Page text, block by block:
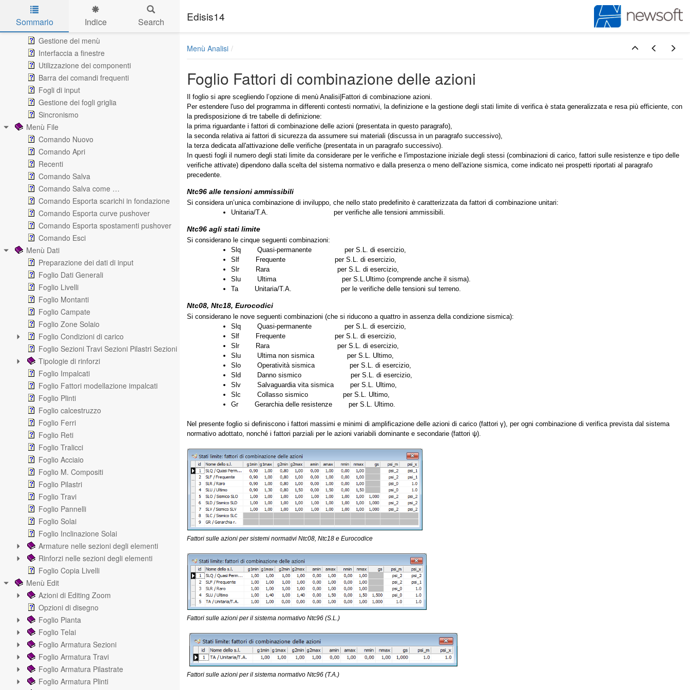
Skip to main content
Edisis14
Sommario Indice Search
Interfaccia utente
Finestre di visualizzazione e menù
Gestione dei menù
Interfaccia a finestre
Utilizzazione dei componenti
Barra dei comandi frequenti
Fogli di input
Gestione dei fogli griglia
Sincronismo
Menù File
Comando Nuovo
Comando Apri
Recenti
Comando Salva
Comando Salva come …
Comando Esporta scarichi in fondazione
Comando Esporta curve pushover
Comando Esporta spostamenti pushover
Comando Esci
Menù Dati
Preparazione dei dati di input
Foglio Dati Generali
Foglio Livelli
Foglio Montanti
Foglio Campate
Foglio Zone Solaio
Foglio Condizioni di carico
Foglio Sezioni Travi Sezioni Pilastri Sezioni Pareti
Tipologie di rinforzi
Foglio Impalcati
Foglio Fattori modellazione impalcati
Foglio Plinti
Foglio calcestruzzo
Foglio Ferri
Foglio Reti
Foglio Tralicci
Foglio Acciaio
Foglio M. Compositi
Foglio Pilastri
Foglio Travi
Foglio Pannelli
Foglio Solai
Foglio Inclinazione Solai
Armature nelle sezioni degli elementi
Rinforzi nelle sezioni degli elementi
Foglio Copia Livelli
Menù Edit
Azioni di Editing Zoom
Opzioni di disegno
Foglio Pianta
Foglio Telai
Foglio Armatura Sezioni
Foglio Armatura Travi
Foglio Armatura Pilastrate
Foglio Armatura Plinti
Menù Analisi
Foglio Fattori di combinazione delle azioni
Il foglio si apre scegliendo l’opzione di menù Analisi|Fattori di combinazione azioni.
Per estendere l'uso del programma in differenti contesti normativi, la definizione e la gestione degli stati limite di verifica è stata generalizzata e resa più efficiente, con
la predisposizione di tre tabelle di definizione:
la prima riguardante i fattori di combinazione delle azioni (presentata in questo paragrafo),
la seconda relativa ai fattori di sicurezza da assumere sui materiali (discussa in un paragrafo successivo),
la terza dedicata all'attivazione delle verifiche (presentata in un paragrafo successivo).
In questi fogli il numero degli stati limite da considerare per le verifiche e l'impostazione iniziale degli stessi (combinazioni di carico, fattori sulle resistenze e tipo delle
verifiche attivate) dipendono dalla scelta del sistema normativo e dalla presenza o meno dell'azione sismica, come indicato nei prospetti riportati al paragrafo
precedente.
Ntc96 alle tensioni ammissibili
Si considera un’unica combinazione di inviluppo, che nello stato predefinito è caratterizzata da fattori di combinazione unitari:
Unitaria/T.A.
per verifiche alle tensioni ammissibili.
Ntc96 agli stati limite
Si considerano le cinque seguenti combinazioni:
Slq
Quasi-permanente
per S.L. di esercizio,
Slf
Frequente
per S.L. di esercizio,
Slr
Rara
per S.L. di esercizio,
Slu
Ultima
per S.L.Ultimo (comprende anche il sisma).
Ta
Unitaria/T.A. per le verifiche delle tensioni sul terreno.
Ntc08, Ntc18, Eurocodici
Si considerano le nove seguenti combinazioni (che si riducono a quattro in assenza della condizione sismica):
Slq
Quasi-permanente
per S.L. di esercizio,
Slf
Frequente
per S.L. di esercizio,
Slr
Rara
per S.L. di esercizio,
Slu
Ultima non sismica
per S.L. Ultimo,
Slo
Operatività sismica
per S.L. di esercizio,
Sld
Danno sismico
per S.L. di esercizio,
Slv
Salvaguardia vita sismica
per S.L. Ultimo,
Slc
Collasso sismico
per S.L. Ultimo,
Gr
Gerarchia delle resistenze per S.L. Ultimo.
Nel presente foglio si definiscono i fattori massimi e minimi di amplificazione delle azioni di carico (fattori γ), per ogni combinazione di verifica prevista dal sistema
normativo adottato, nonché i fattori parziali per le azioni variabili dominante e secondarie (fattori ψ).
Fattori sulle azioni per sistemi normativi Ntc08, Ntc18 e Eurocodice
Fattori sulle azioni per il sistema normativo Ntc96 (S.L.)
Fattori sulle azioni per il sistema normativo Ntc96 (T.A.)